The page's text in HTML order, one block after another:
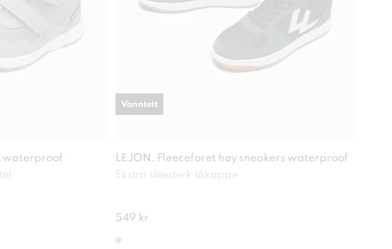
waterproof
LEJON, Fleeceforet høy sneakers waterproof
Ekstra slitesterk tåkappe
549 kr
Vanntett